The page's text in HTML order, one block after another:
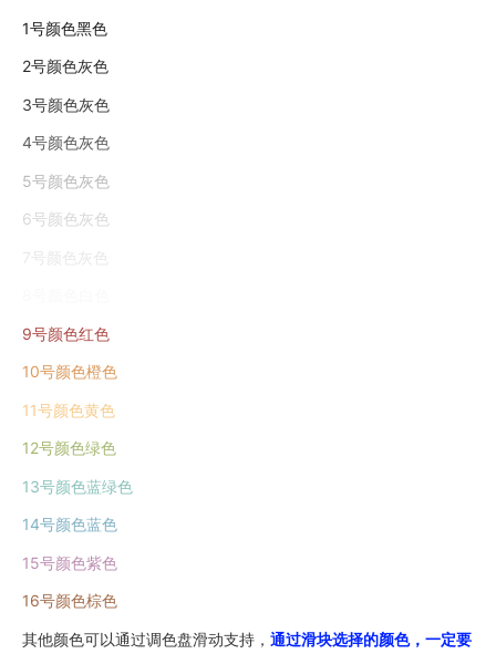
1号颜色黑色
2号颜色灰色
3号颜色灰色
4号颜色灰色
5号颜色灰色
6号颜色灰色
9号颜色红色
10号颜色橙色
11号颜色黄色
12号颜色绿色
13号颜色蓝绿色
14号颜色蓝色
15号颜色紫色
16号颜色棕色
其他颜色可以通过调色盘滑动支持， 通过滑块选择的颜色，一定要